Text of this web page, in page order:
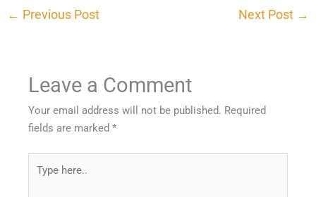
← Previous Post Next Post →
Leave a Comment
Your email address will not be published. Required
fields are marked*
here..